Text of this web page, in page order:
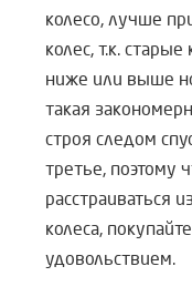
колесо, лучше
колес, т.к.
ниже или выше
такая
строя следом
третье, поэтому
расстраиваться
колеса,
удовольствием.